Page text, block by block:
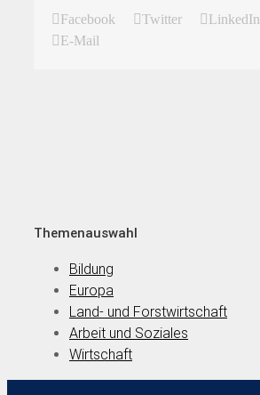
Facebook Twitter LinkedIn
E-Mail
Themenauswahl
Bildung
Europa
Land- und Forstwirtschaft
Arbeit und Soziales
Wirtschaft